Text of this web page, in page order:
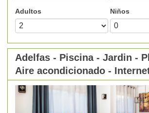
Adultos Niños
Adelfas - Piscina - Jardin -
Aire acondicionado -